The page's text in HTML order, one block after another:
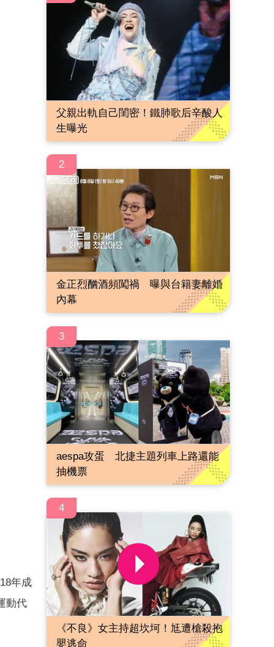
年成
動代
父親出軌自己閨密！鐵肺歌后辛酸人
生曝光
2
金正烈酗酒頻闖禍 曝與台籍妻離婚
內幕
3
aespa攻蛋 北捷主題列車上路還能
抽機票
4
《不良》女主持超坎坷！尪遭槍殺抱
嬰逃命